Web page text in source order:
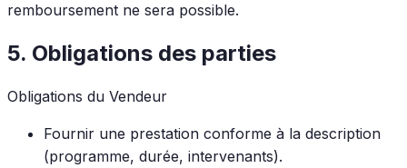
remboursement ne sera possible.
5. Obligations des parties
Obligations du Vendeur
Fournir une prestation conforme à la description
(programme, durée, intervenants).